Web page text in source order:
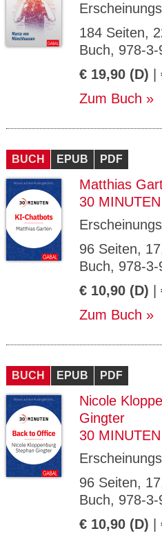
184 Seiten,
Buch, 978-
€ 19,90 (D)
Zum Buch
BUCH EPUB PDF
Matthias
30
96 Seiten,
Buch, 978-
€ 10,90 (D)
Zum Buch
BUCH EPUB PDF
Nicole
Gingter
30
96 Seiten,
Buch, 978-
€ 10,90 (D)